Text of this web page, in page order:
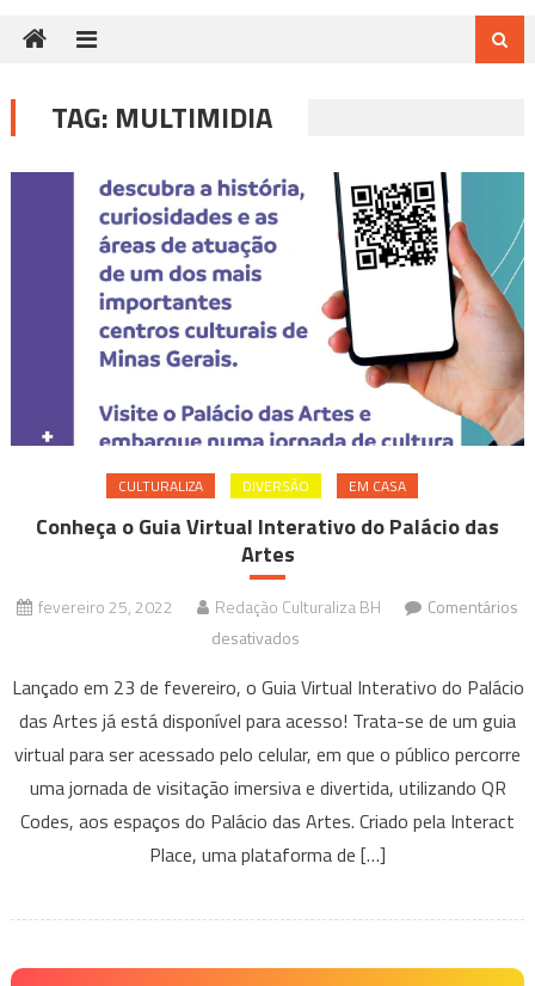
TAG: MULTIMIDIA
CULTURALIZA DIVERSÃO EM CASA
Conheça o Guia Virtual Interativo do Palácio das
Artes
fevereiro 25, 2022 Redação Culturaliza BH
Comentários
desativados
o
Guia
Virtual
Interativo
do
Palácio
Lançado em 23 de fevereiro, o Guia Virtual Interativo do Palácio
das Artes já está disponível para acesso! Trata-se de um guia
virtual para ser acessado pelo celular, em que o público percorre
uma jornada de visitação imersiva e divertida, utilizando QR
Codes, aos espaços do Palácio das Artes. Criado pela Interact
Place, uma plataforma de […]